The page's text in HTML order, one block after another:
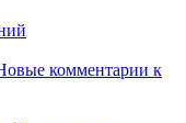
комментарии к